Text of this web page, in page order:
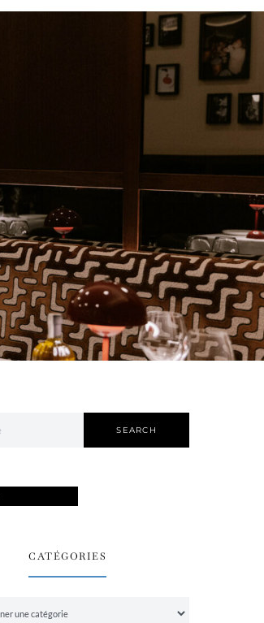
SEARCH
CATÉGORIES